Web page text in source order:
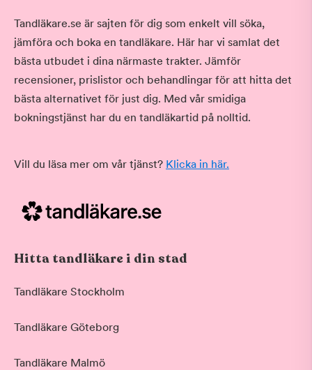
Tandläkare.se är sajten för dig som enkelt vill söka,
jämföra och boka en tandläkare. Här har vi samlat det
bästa utbudet i dina närmaste trakter. Jämför
recensioner, prislistor och behandlingar för att hitta det
bästa alternativet för just dig. Med vår smidiga
bokningstjänst har du en tandläkartid på nolltid.
Vill du läsa mer om vår tjänst? Klicka in här.
Hitta tandläkare i din stad
Tandläkare Stockholm
Tandläkare Göteborg
Tandläkare Malmö